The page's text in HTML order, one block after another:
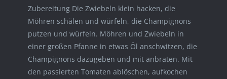
Zubereitung Die Zwiebeln klein hacken, die
Möhren schälen und würfeln, die Champignons
putzen und würfeln. Möhren und Zwiebeln in
einer großen Pfanne in etwas Öl anschwitzen, die
Champignons dazugeben und mit anbraten. Mit
den passierten Tomaten ablöschen, aufkochen